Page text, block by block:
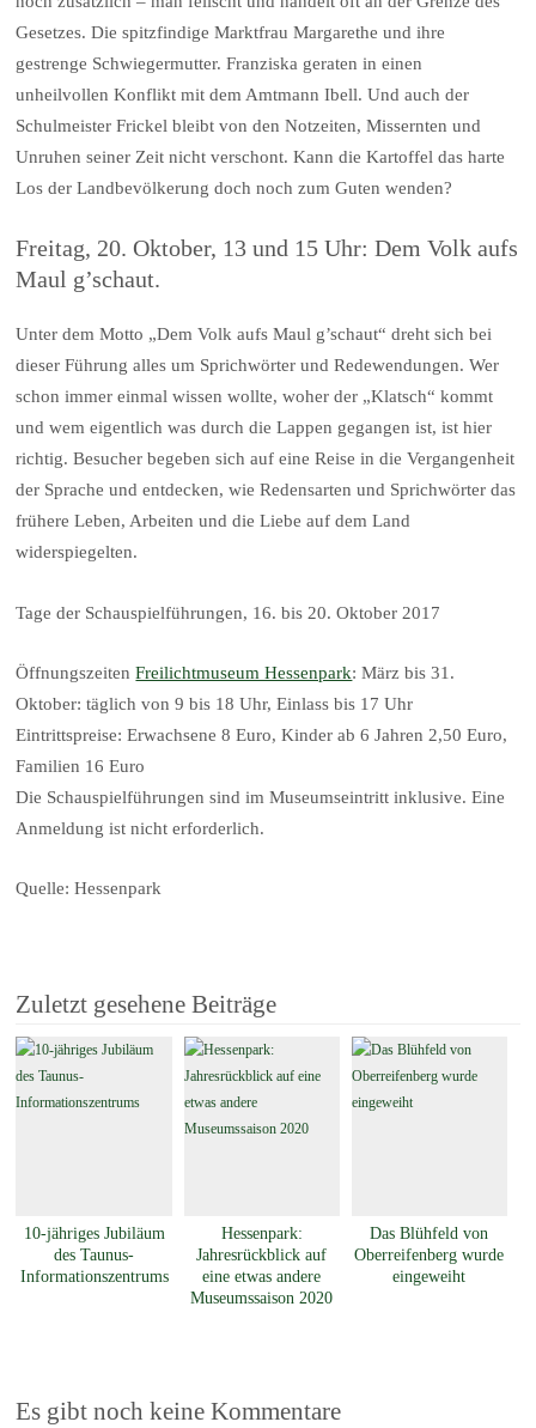
Gesetzes. Die spitzfindige Marktfrau Margarethe und ihre
gestrenge Schwiegermutter. Franziska geraten in einen
unheilvollen Konflikt mit dem Amtmann Ibell. Und auch der
Schulmeister Frickel bleibt von den Notzeiten, Missernten und
Unruhen seiner Zeit nicht verschont. Kann die Kartoffel das harte
Los der Landbevölkerung doch noch zum Guten wenden?
Freitag, 20. Oktober, 13 und 15 Uhr: Dem Volk aufs
Maul g’schaut.
Unter dem Motto „Dem Volk aufs Maul g’schaut“ dreht sich bei
dieser Führung alles um Sprichwörter und Redewendungen. Wer
schon immer einmal wissen wollte, woher der „Klatsch“ kommt
und wem eigentlich was durch die Lappen gegangen ist, ist hier
richtig. Besucher begeben sich auf eine Reise in die Vergangenheit
der Sprache und entdecken, wie Redensarten und Sprichwörter das
frühere Leben, Arbeiten und die Liebe auf dem Land
widerspiegelten.
Tage der Schauspielführungen, 16. bis 20. Oktober 2017
ÖffnungszeitenFreilichtmuseum Hessenpark: März bis 31.
Oktober: täglich von 9 bis 18 Uhr, Einlass bis 17 Uhr
Eintrittspreise: Erwachsene 8 Euro, Kinder ab 6 Jahren 2,50 Euro,
Familien 16 Euro
Die Schauspielführungen sind im Museumseintritt inklusive. Eine
Anmeldung ist nicht erforderlich.
Quelle: Hessenpark
Zuletzt gesehene Beiträge
10-jähriges Jubiläum
des Taunus-
Informationszentrums
Hessenpark:
Jahresrückblick auf
eine etwas andere
Museumssaison 2020
Das Blühfeld von
Oberreifenberg wurde
eingeweiht
Es gibt noch keine Kommentare